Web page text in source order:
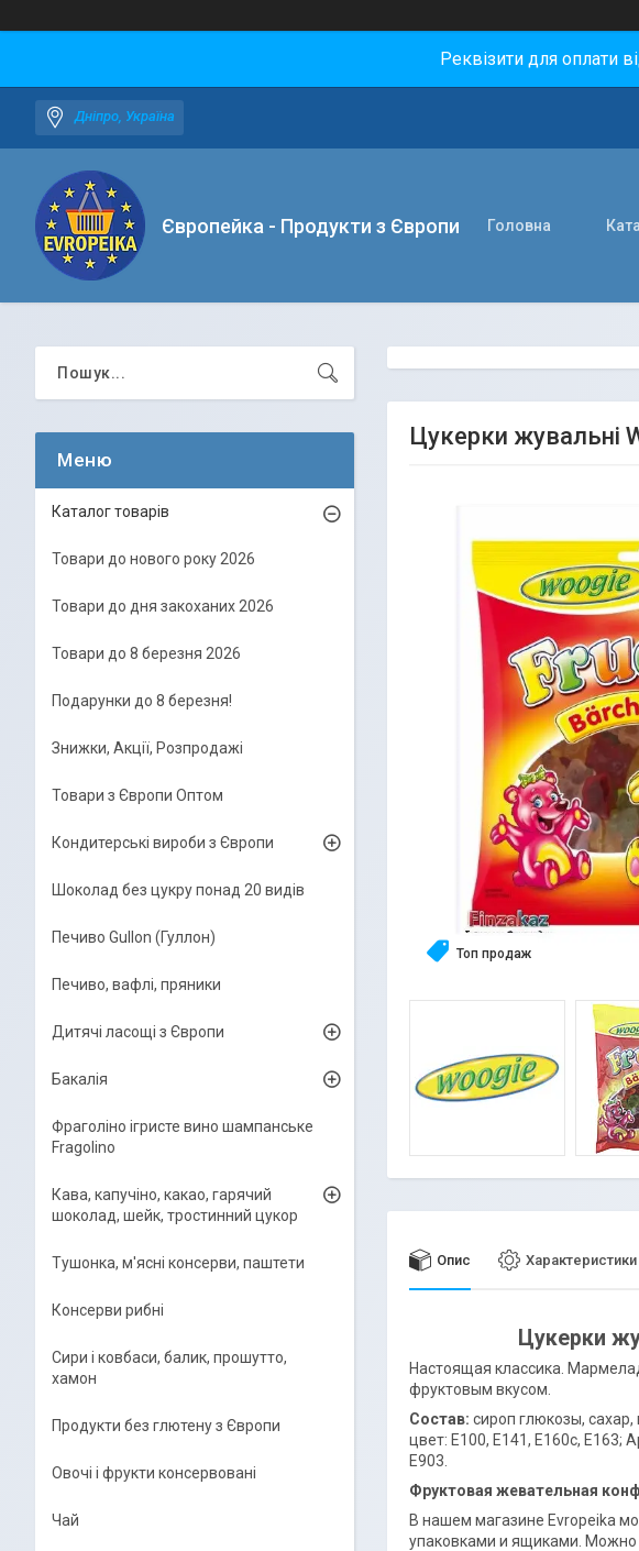
Реквізити для оплати
Дніпро, Україна
Європейка - Продукти з Європи Головна
Цукерки жувальні
Топ продаж
Опис Характеристики
Цукерки
Настоящая классика.
фруктовым вкусом.
Состав: сироп глюкозы,
цвет: E100, E141, E160c, E163;
E903.
Фруктовая жевательная
В нашем магазине Evropeika
упаковками и ящиками. Можно
Каталог товарів
Товари до нового року 2026
Товари до дня закоханих 2026
Товари до 8 березня 2026
Подарунки до 8 березня!
Знижки, Акції, Розпродажі
Товари з Європи Оптом
Кондитерські вироби з Європи
Шоколад без цукру понад 20 видів
Печиво Gullon (Гуллон)
Печиво, вафлі, пряники
Дитячі ласощі з Європи
Бакалія
Фраголіно ігристе вино шампанське
Fragolino
Кава, капучіно, какао, гарячий
шоколад, шейк, тростинний цукор
Тушонка, м'ясні консерви, паштети
Консерви рибні
Сири і ковбаси, балик, прошутто,
хамон
Продукти без глютену з Європи
Овочі і фрукти консервовані
Чай